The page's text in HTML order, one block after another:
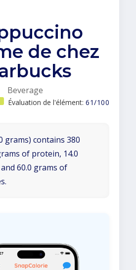
de chez
Beverage
Évaluation de l'élément: 61/100
grams) contains 380
of protein, 14.0
60.0 grams of